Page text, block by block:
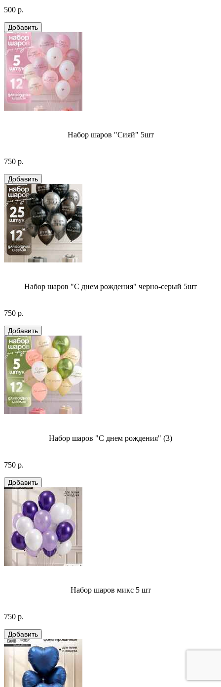
500 р.
Набор шаров "Сияй" 5шт
750 р.
Набор шаров "С днем рождения" черно-серый 5шт
750 р.
Набор шаров "С днем рождения" (3)
750 р.
Набор шаров микс 5 шт
750 р.